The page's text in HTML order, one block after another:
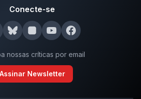
Conecte-se
nossas críticas por email
Assinar Newsletter